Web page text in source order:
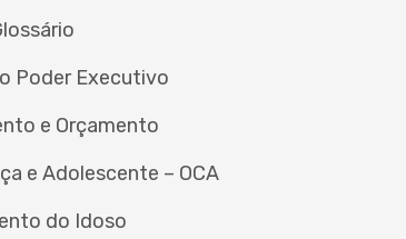
Poder Executivo
e Orçamento
e Adolescente – OCA
do Idoso